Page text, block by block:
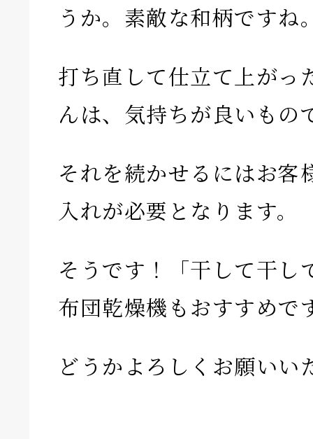
うか。素敵な和柄ですね
打ち直して仕立て上がっ
んは、気持ちが良いもの
それを続かせるにはお客
入れが必要となります。
そうです！「干して干し
布団乾燥機もおすすめで
どうかよろしくお願いい